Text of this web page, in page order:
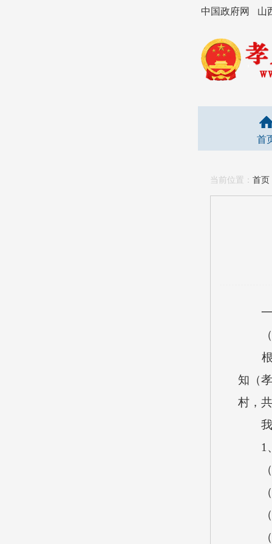
中国政府网 山
首
当前位置： 首页
知（
村，
1
（
（
（
（